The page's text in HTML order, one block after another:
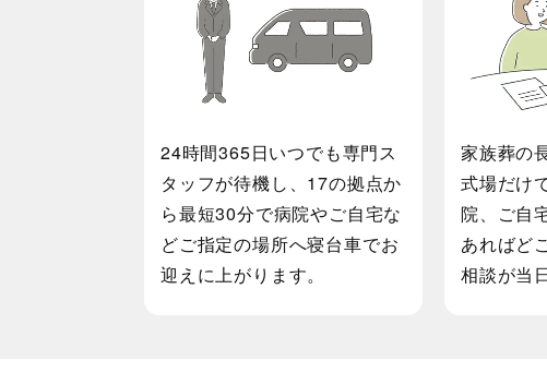
24時間365日いつでも専門ス
タッフが待機し、17の拠点か
ら最短30分で病院やご自宅な
どご指定の場所へ寝台車でお
迎えに上がります。
家族葬の
式場だけ
院、ご自
あればど
相談が当